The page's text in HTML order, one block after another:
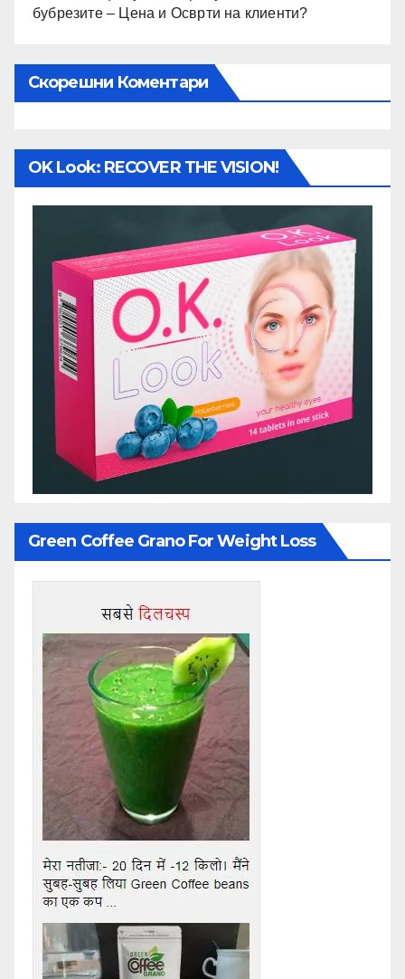
бубрезите – Цена и Осврти на клиенти?
Скорешни Коментари
OK Look: RECOVER THE VISION!
Green Coffee Grano For Weight Loss